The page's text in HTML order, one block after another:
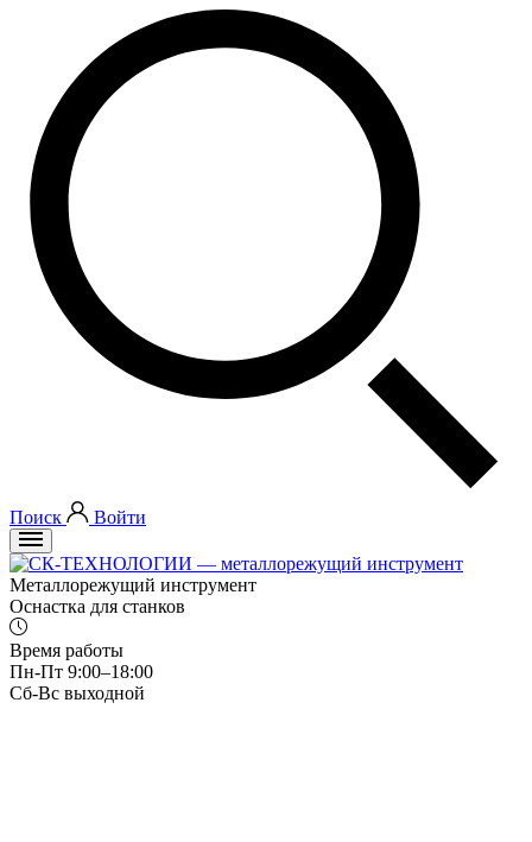
Поиск Войти
Металлорежущий инструмент
Оснастка для станков
Время работы
Пн-Пт 9:00–18:00
Сб-Вс выходной